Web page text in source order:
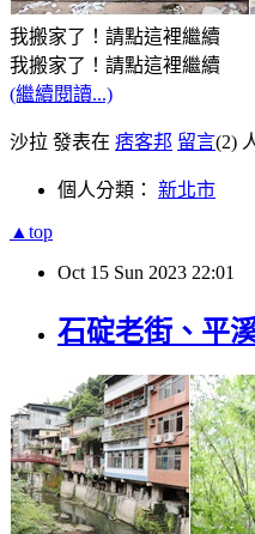
我搬家了！請點這裡繼續
我搬家了！請點這裡繼續
(繼續閱讀...)
沙拉 發表在 痞客邦 留言(2)
個人分類： 新北市
▲top
Oct 15 Sun 2023 22:01
石碇老街、平